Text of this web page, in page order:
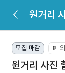
모집 마감 📔
원거리 사진